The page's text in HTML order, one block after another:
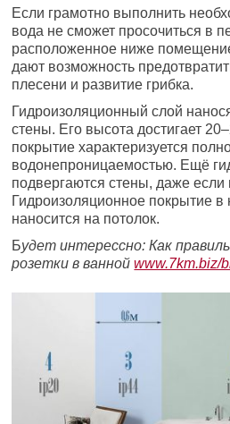
Если грамотно выполнить
вода не сможет просочиться в
расположенное ниже
дают возможность
плесени и развитие грибка.
Гидроизоляционный слой
стены. Его высота достигает
покрытие характеризуется
водонепроницаемостью. Ещё
подвергаются стены, даже если
Гидроизоляционное покрытие в
наносится на потолок.
Будет интерессно: Как
розетки в ваннойwww.7km.biz/